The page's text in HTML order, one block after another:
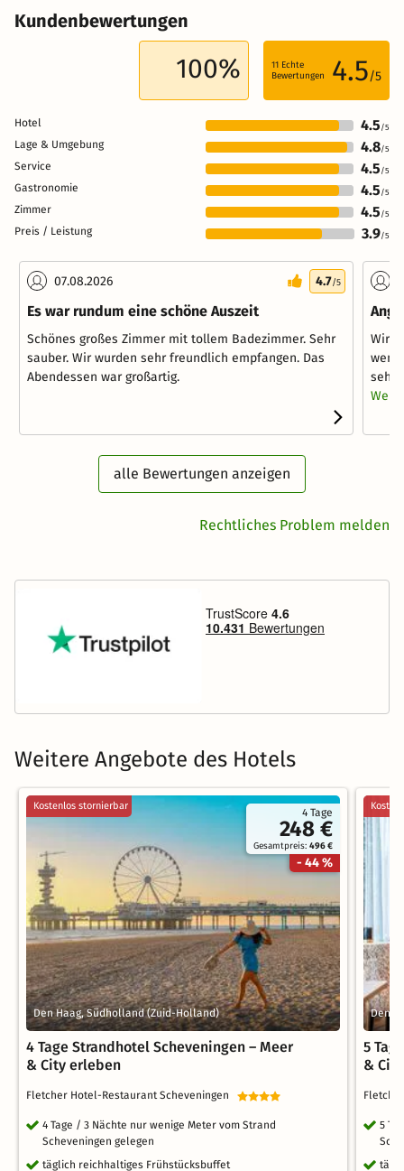
Kundenbewertungen
100% 11 Echte
Bewertungen
4.5/5
Hotel 4.5 /5
Lage & Umgebung 4.8/5
Service 4.5 /5
Gastronomie 4.5 /5
Zimmer 4.5 /5
Preis / Leistung 3.9/5
07.08.2026 4.7/5
Es war rundum eine schöne Auszeit
Schönes großes Zimmer mit tollem Badezimmer. Sehr
sauber. Wir wurden sehr freundlich empfangen. Das
Abendessen war großartig.
Wir
sehr
alle Bewertungen anzeigen
Rechtliches Problem melden
Weitere Angebote des Hotels
4 Tage
248 €
Gesamtpreis:496 €
- 44 %
Kostenlos stornierbar
Den Haag, Südholland (Zuid-Holland)
4 Tage Strandhotel Scheveningen – Meer
& City erleben
Fletcher Hotel-Restaurant Scheveningen
4 Tage / 3 Nächte nur wenige Meter vom Strand
Scheveningen gelegen
täglich reichhaltiges Frühstücksbuffet
Den
5
&
5